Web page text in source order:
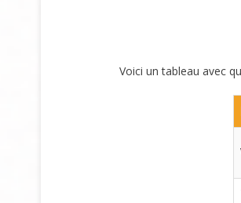
Voici un tableau avec